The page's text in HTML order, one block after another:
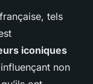
française, tels
iconiques
non